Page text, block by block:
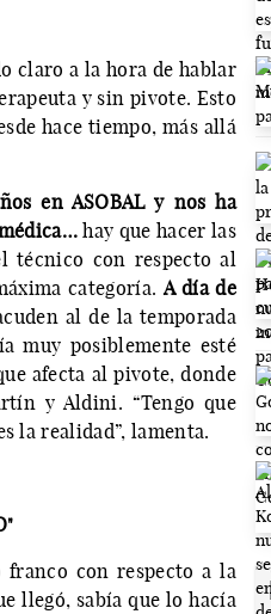
claro a la hora de hablar
y sin pivote. Esto
hace tiempo, más allá
en ASOBAL y nos ha
hay que hacer las
técnico con respecto al
categoría.A día de
al de la temporada
muy posiblemente esté
afecta al pivote, donde
y Aldini. “Tengo que
la realidad”, lamenta.
franco con respecto a la
llegó, sabía que lo hacía